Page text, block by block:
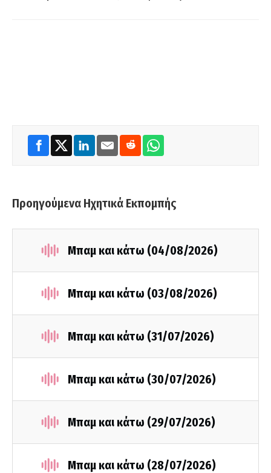
Προηγούμενα Ηχητικά Εκπομπής
Μπαμ και κάτω (04/08/2026)
Μπαμ και κάτω (03/08/2026)
Μπαμ και κάτω (31/07/2026)
Μπαμ και κάτω (30/07/2026)
Μπαμ και κάτω (29/07/2026)
Μπαμ και κάτω (28/07/2026)